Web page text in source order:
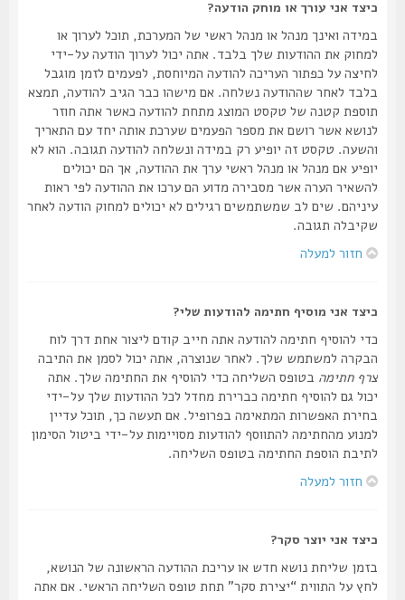
כיצד אני עורך או מוחק הודעה?
במידה ואינך מנהל או מנהל ראשי של המערכת, תוכל לערוך או
למחוק את ההודעות שלך בלבד. אתה יכול לערוך הודעה על-ידי
לחיצה על כפתור העריכה להודעה המיוחסת, לפעמים לזמן מוגבל
בלבד לאחר שההודעה נשלחה. אם מישהו כבר הגיב להודעה, תמצא
תוספת קטנה של טקסט המוצג מתחת להודעה כאשר אתה חוזר
לנושא אשר רושם את מספר הפעמים שערכת אותה יחד עם התאריך
והשעה. טקסט זה יופיע רק במידה ונשלחה להודעה תגובה. הוא לא
יופיע אם מנהל או מנהל ראשי ערך את ההודעה, אך הם יכולים
להשאיר הערה אשר מסבירה מדוע הם ערכו את ההודעה לפי ראות
עיניהם. שים לב שמשתמשים רגילים לא יכולים למחוק הודעה לאחר
שקיבלה תגובה.
חזור למעלה
כיצד אני מוסיף חתימה להודעות שלי?
כדי להוסיף חתימה להודעה אתה חייב קודם ליצור אחת דרך לוח
הבקרה למשתמש שלך. לאחר שנוצרה, אתה יכול לסמן את התיבה
צרף חתימהבטופס השליחה כדי להוסיף את החתימה שלך. אתה
יכול גם להוסיף חתימה כברירת מחדל לכל ההודעות שלך על-ידי
בחירת האפשרות המתאימה בפרופיל. אם תעשה כך, תוכל עדיין
למנוע מהחתימה להתווסף להודעות מסויימות על-ידי ביטול הסימון
לתיבת הוספת החתימה בטופס השליחה.
חזור למעלה
כיצד אני יוצר סקר?
בזמן שליחת נושא חדש או עריכת ההודעה הראשונה של הנושא,
לחץ על התווית “יצירת סקר” תחת טופס השליחה הראשי. אם אתה